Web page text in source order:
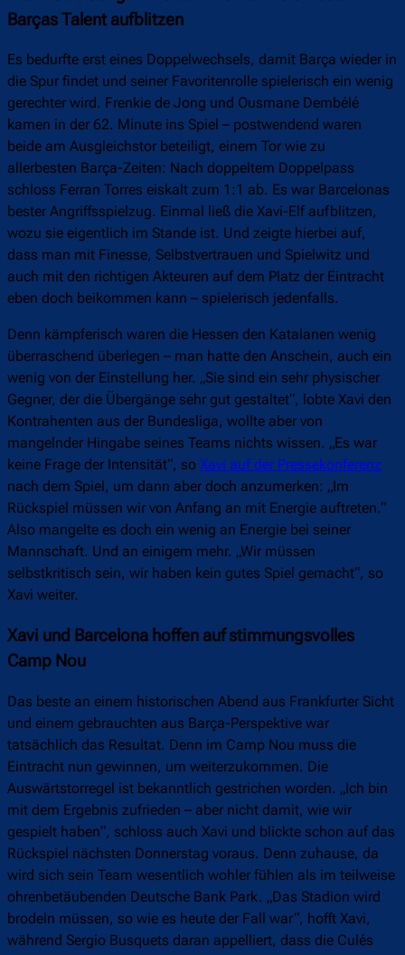
Barças Talent aufblitzen
Es bedurfte erst eines Doppelwechsels, damit Barça wieder in
die Spur findet und seiner Favoritenrolle spielerisch ein wenig
gerechter wird. Frenkie de Jong und Ousmane Dembélé
kamen in der 62. Minute ins Spiel – postwendend waren
beide am Ausgleichstor beteiligt, einem Tor wie zu
allerbesten Barça-Zeiten: Nach doppeltem Doppelpass
schloss Ferran Torres eiskalt zum 1:1 ab. Es war Barcelonas
bester Angriffsspielzug. Einmal ließ die Xavi-Elf aufblitzen,
wozu sie eigentlich im Stande ist. Und zeigte hierbei auf,
dass man mit Finesse, Selbstvertrauen und Spielwitz und
auch mit den richtigen Akteuren auf dem Platz der Eintracht
eben doch beikommen kann – spielerisch jedenfalls.
Denn kämpferisch waren die Hessen den Katalanen wenig
überraschend überlegen – man hatte den Anschein, auch ein
wenig von der Einstellung her. „Sie sind ein sehr physischer
Gegner, der die Übergänge sehr gut gestaltet“, lobte Xavi den
Kontrahenten aus der Bundesliga, wollte aber von
mangelnder Hingabe seines Teams nichts wissen. „Es war
keine Frage der Intensität“, so Xavi auf der Pressekonferenz
nach dem Spiel, um dann aber doch anzumerken: „Im
Rückspiel müssen wir von Anfang an mit Energie auftreten.“
Also mangelte es doch ein wenig an Energie bei seiner
Mannschaft. Und an einigem mehr. „Wir müssen
selbstkritisch sein, wir haben kein gutes Spiel gemacht“, so
Xavi weiter.
Xavi und Barcelona hoffen auf stimmungsvolles
Camp Nou
Das beste an einem historischen Abend aus Frankfurter Sicht
und einem gebrauchten aus Barça-Perspektive war
tatsächlich das Resultat. Denn im Camp Nou muss die
Eintracht nun gewinnen, um weiterzukommen. Die
Auswärtstorregel ist bekanntlich gestrichen worden. „Ich bin
mit dem Ergebnis zufrieden – aber nicht damit, wie wir
gespielt haben“, schloss auch Xavi und blickte schon auf das
Rückspiel nächsten Donnerstag voraus. Denn zuhause, da
wird sich sein Team wesentlich wohler fühlen als im teilweise
ohrenbetäubenden Deutsche Bank Park. „Das Stadion wird
brodeln müssen, so wie es heute der Fall war“, hofft Xavi,
während Sergio Busquets daran appelliert, dass die Culés